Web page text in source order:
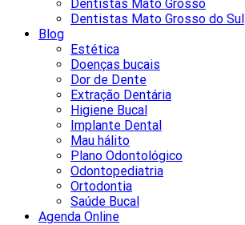
Dentistas Mato Grosso
Dentistas Mato Grosso do Sul
Blog
Estética
Doenças bucais
Dor de Dente
Extração Dentária
Higiene Bucal
Implante Dental
Mau hálito
Plano Odontológico
Odontopediatria
Ortodontia
Saúde Bucal
Agenda Online